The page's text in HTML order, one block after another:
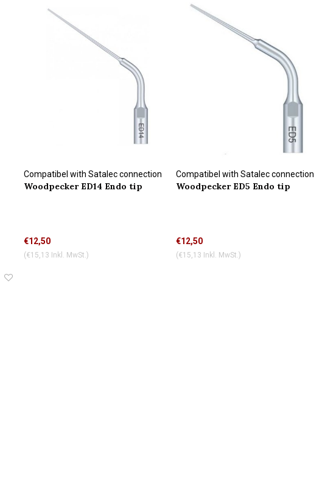
Compatibel with Satalec connection
Woodpecker ED14 Endo tip
€12,50
(€15,13 Inkl. MwSt.)
Compatibel with Satalec connection
Woodpecker ED5 Endo tip
€12,50
(€15,13 Inkl. MwSt.)